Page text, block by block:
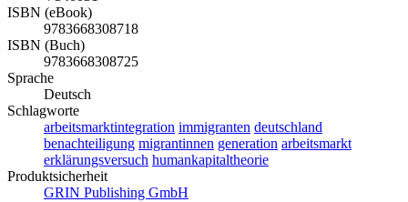
ISBN (eBook)
9783668308718
ISBN (Buch)
9783668308725
Sprache
Deutsch
Schlagworte
arbeitsmarktintegration immigranten deutschland
benachteiligung migrantinnen generation arbeitsmarkt
erklärungsversuch humankapitaltheorie
Produktsicherheit
GRIN Publishing GmbH